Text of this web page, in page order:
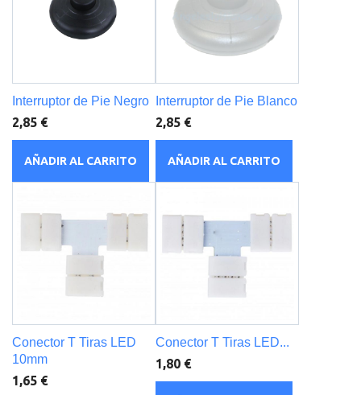
Interruptor de Pie Negro
2,85 €
AÑADIR AL CARRITO
Interruptor de Pie Blanco
2,85 €
AÑADIR AL CARRITO
Conector T Tiras LED
10mm
1,65 €
Conector T Tiras LED...
1,80 €